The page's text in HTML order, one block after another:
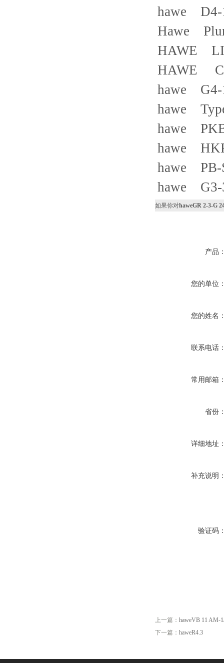
hawe D4-
Hawe
HAWE
HAWE
hawe
hawe
hawe
hawe
hawe PB-
hawe G3-
如果你对haweGR 2-3-G
产品
您的单位
您的姓名
联系电话
常用邮箱
省份
详细地址
补充说明
验证码
上一篇： haweVB 11 AM-
下一篇： haweR4.3